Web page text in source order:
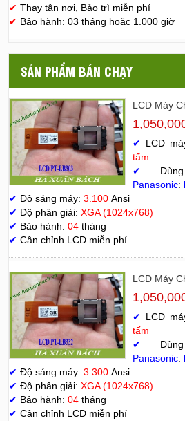
✔ Thay tận nơi, Bảo trì miễn phí
✔ Bảo hành: 03 tháng hoặc 1.000 giờ
SẢN PHẨM BÁN CHẠY
LCD Máy
✔ LCD
tấm
✔
Panasonic:
✔ Độ sáng máy: 3.100 Ansi
✔ Độ phân giải: XGA (1024x768)
✔ Bảo hành: 04 tháng
✔ Cân chỉnh LCD miễn phí
LCD Máy
✔ LCD
tấm
✔
Panasonic:
✔ Độ sáng máy: 3.300 Ansi
✔ Độ phân giải: XGA (1024x768)
✔ Bảo hành: 04 tháng
✔ Cân chỉnh LCD miễn phí